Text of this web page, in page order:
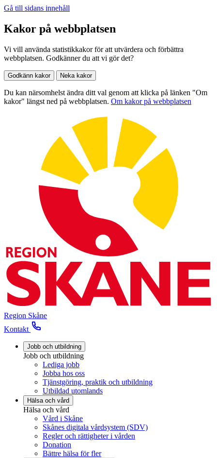
Gå till sidans innehåll
Kakor på webbplatsen
Vi vill använda statistikkakor för att utvärdera och förbättra
webbplatsen. Godkänner du att vi gör det?
Godkänn kakor Neka kakor
Du kan närsomhelst ändra ditt val genom att klicka på länken "Om
kakor" längst ned på webbplatsen. Om kakor på webbplatsen
Region Skåne
Kontakt
Jobb och utbildning
Jobb och utbildning
Lediga jobb
Jobba hos oss
Tjänstgöring, praktik och utbildning
Utbildad utomlands
Hälsa och vård
Hälsa och vård
Vård i Skåne
Skånes digitala vårdsystem (SDV)
Regler och rättigheter i vården
Donation
Bättre hälsa för fler